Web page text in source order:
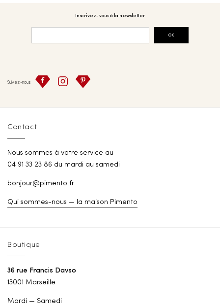
Inscrivez-vous à la newsletter
OK
Suivez-nous
Contact
Nous sommes à votre service au
04 91 33 23 86 du mardi au samedi
bonjour@pimento.fr
Qui sommes-nous — la maison Pimento
Boutique
36 rue Francis Davso
13001 Marseille
Mardi — Samedi